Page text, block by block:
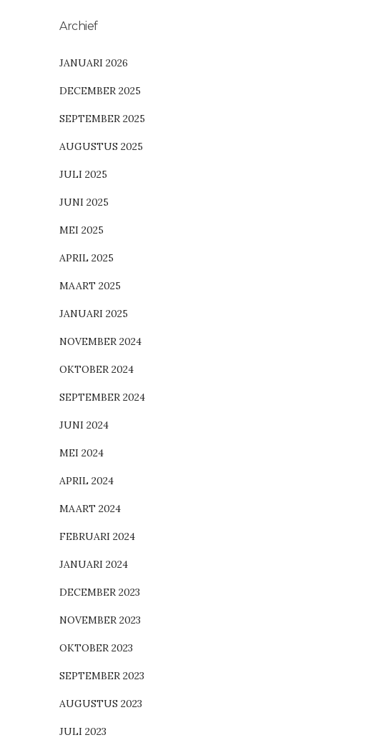
Archief
JANUARI 2026
DECEMBER 2025
SEPTEMBER 2025
AUGUSTUS 2025
JULI 2025
JUNI 2025
MEI 2025
APRIL 2025
MAART 2025
JANUARI 2025
NOVEMBER 2024
OKTOBER 2024
SEPTEMBER 2024
JUNI 2024
MEI 2024
APRIL 2024
MAART 2024
FEBRUARI 2024
JANUARI 2024
DECEMBER 2023
NOVEMBER 2023
OKTOBER 2023
SEPTEMBER 2023
AUGUSTUS 2023
JULI 2023